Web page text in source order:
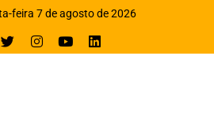
feira 7 de agosto de 2026